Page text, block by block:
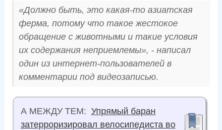
«Должно быть, это какая-то азиатская
ферма, потому что такое жестокое
обращение с животными и такие условия
их содержания неприемлемы», - написал
один из интернет-пользователей в
комментарии под видеозаписью.
А МЕЖДУ ТЕМ: Упрямый баран
затерроризировал велосипедиста во